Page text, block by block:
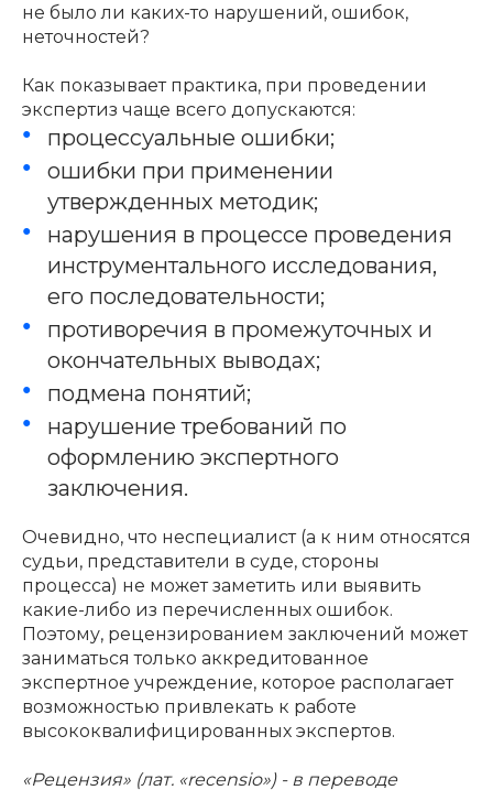
не было ли каких-то нарушений, ошибок,
неточностей?
Как показывает практика, при проведении
экспертиз чаще всего допускаются:
процессуальные ошибки;
ошибки при применении
утвержденных методик;
нарушения в процессе проведения
инструментального исследования,
его последовательности;
противоречия в промежуточных и
окончательных выводах;
подмена понятий;
нарушение требований по
оформлению экспертного
заключения.
Очевидно, что неспециалист (а к ним относятся
судьи, представители в суде, стороны
процесса) не может заметить или выявить
какие-либо из перечисленных ошибок.
Поэтому, рецензированием заключений может
заниматься только аккредитованное
экспертное учреждение, которое располагает
возможностью привлекать к работе
высококвалифицированных экспертов.
«Рецензия» (лат. «recensio») - в переводе